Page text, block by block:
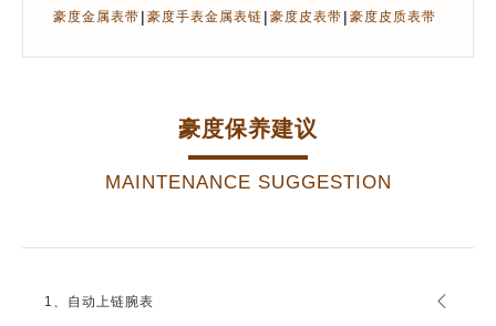
豪度金属表带 | 豪度手表金属表链 | 豪度皮表带 | 豪度皮质表带
豪度保养建议
MAINTENANCE SUGGESTION
1、自动上链腕表